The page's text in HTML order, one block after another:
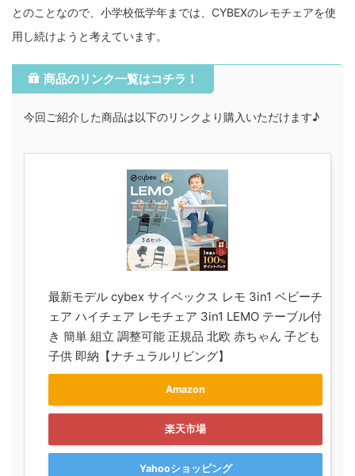
とのことなので、小学校低学年までは、CYBEXのレモチェアを使
用し続けようと考えています。
商品のリンク一覧はコチラ！
今回ご紹介した商品は以下のリンクより購入いただけます♪
最新モデル cybex サイベックス レモ 3in1 ベビーチ
ェア ハイチェア レモチェア 3in1 LEMO テーブル付
き 簡単 組立 調整可能 正規品 北欧 赤ちゃん 子ども
子供 即納【ナチュラルリビング】
Amazon
楽天市場
Yahooショッピング